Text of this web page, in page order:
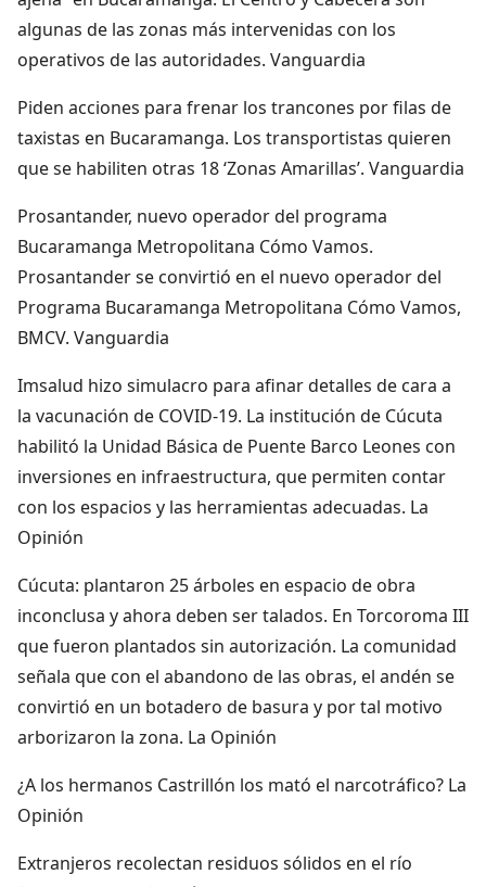
algunas de las zonas más intervenidas con los
operativos de las autoridades. Vanguardia
Piden acciones para frenar los trancones por filas de
taxistas en Bucaramanga. Los transportistas quieren
que se habiliten otras 18 ‘Zonas Amarillas’. Vanguardia
Prosantander, nuevo operador del programa
Bucaramanga Metropolitana Cómo Vamos.
Prosantander se convirtió en el nuevo operador del
Programa Bucaramanga Metropolitana Cómo Vamos,
BMCV. Vanguardia
Imsalud hizo simulacro para afinar detalles de cara a
la vacunación de COVID-19. La institución de Cúcuta
habilitó la Unidad Básica de Puente Barco Leones con
inversiones en infraestructura, que permiten contar
con los espacios y las herramientas adecuadas. La
Opinión
Cúcuta: plantaron 25 árboles en espacio de obra
inconclusa y ahora deben ser talados. En Torcoroma III
que fueron plantados sin autorización. La comunidad
señala que con el abandono de las obras, el andén se
convirtió en un botadero de basura y por tal motivo
arborizaron la zona. La Opinión
¿A los hermanos Castrillón los mató el narcotráfico? La
Opinión
Extranjeros recolectan residuos sólidos en el río